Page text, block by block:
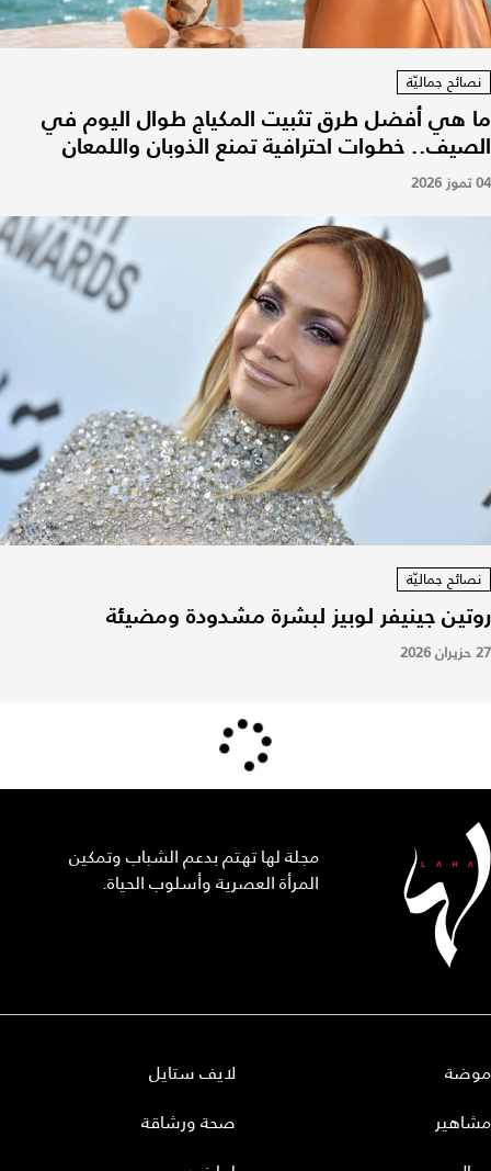
نصائح جماليّة
ما هي أفضل طرق تثبيت المكياج طوال اليوم في
الصيف.. خطوات احترافية تمنع الذوبان واللمعان
04 تموز 2026
نصائح جماليّة
روتين جينيفر لوبيز لبشرة مشدودة ومضيئة
27 حزيران 2026
مجلة لها تهتم بدعم الشباب وتمكين
المرأة العصرية وأسلوب الحياة.
موضة
مشاهير
لايف ستايل
صحة ورشاقة